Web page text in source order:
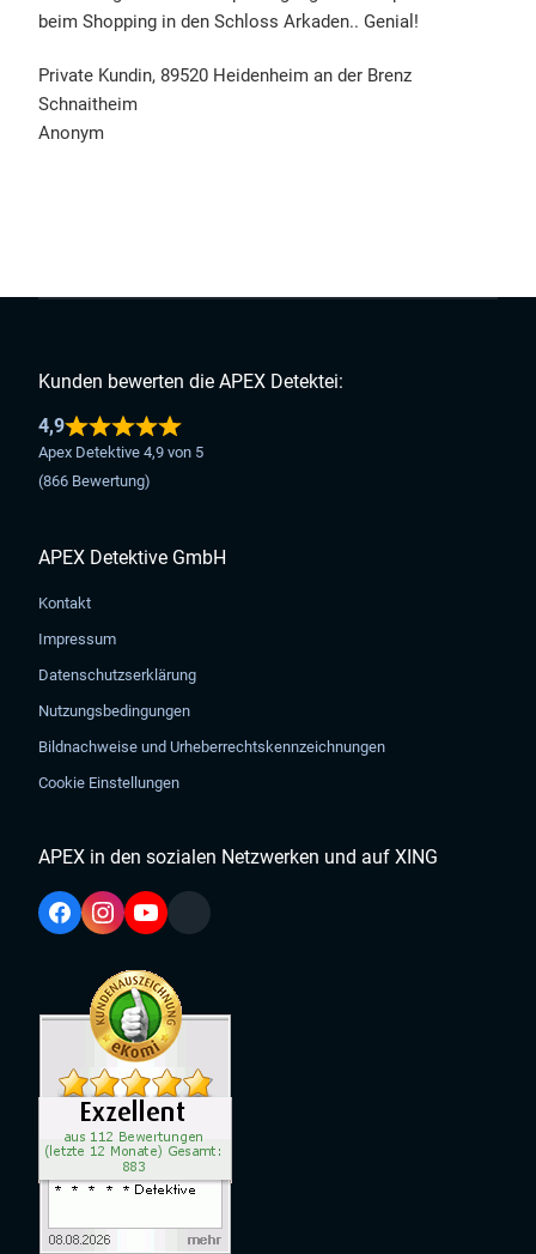
beim Shopping in den Schloss Arkaden.. Genial!
Private Kundin, 89520 Heidenheim an der Brenz
Schnaitheim
Anonym
Kunden bewerten die APEX Detektei:
4,9
Apex Detektive 4,9 von 5
(866 Bewertung)
APEX Detektive GmbH
Kontakt
Impressum
Datenschutzserklärung
Nutzungsbedingungen
Bildnachweise und Urheberrechtskennzeichnungen
Cookie Einstellungen
APEX in den sozialen Netzwerken und auf XING